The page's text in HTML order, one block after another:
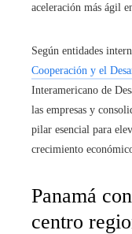
aceleración más ágil
Según entidades
Cooperación y el
Interamericano de
las empresas y
pilar esencial para
crecimiento
Panamá
centro